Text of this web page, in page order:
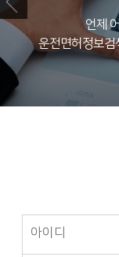
언제
운전면허정보검